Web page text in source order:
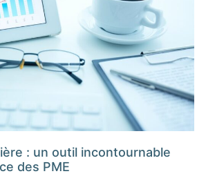
: un outil incontournable
des PME